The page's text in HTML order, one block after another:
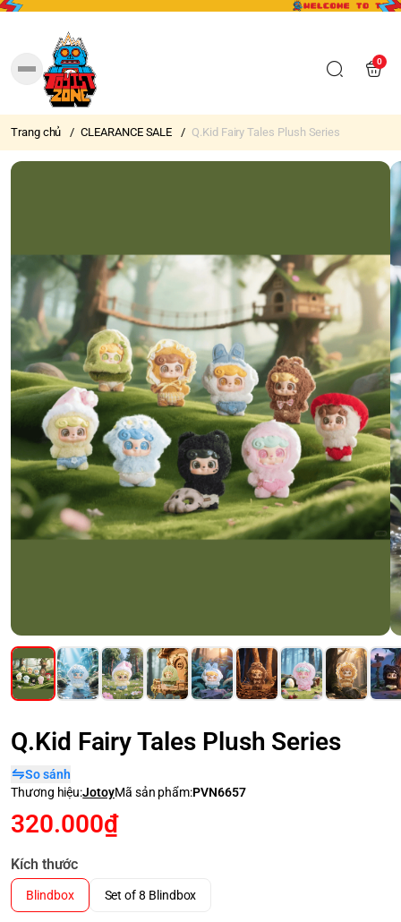
0
Trang chủ / CLEARANCE SALE / Q.Kid Fairy Tales Plush Series
Q.Kid Fairy Tales Plush Series
So sánh
Thương hiệu:JotoyMã sản phẩm:PVN6657
320.000₫
Kích thước
Blindbox Set of 8 Blindbox